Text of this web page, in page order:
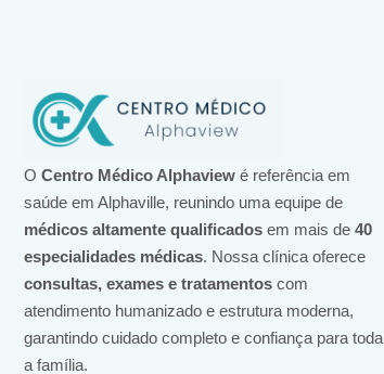
O Centro Médico Alphaview é referência em
saúde em Alphaville, reunindo uma equipe de
médicos altamente qualificados em mais de 40
especialidades médicas. Nossa clínica oferece
consultas, exames e tratamentos com
atendimento humanizado e estrutura moderna,
garantindo cuidado completo e confiança para toda
a família.